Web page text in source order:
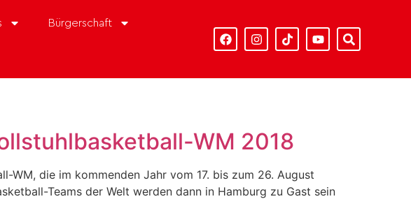
Bürgerschaft
WM 2018
die im kommenden Jahr vom 17. bis zum 26. August
Teams der Welt werden dann in Hamburg zu Gast sein